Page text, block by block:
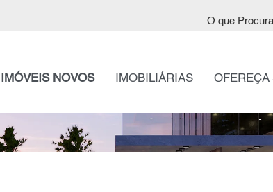
O que
IMÓVEIS NOVOS IMOBILIÁRIAS OFEREÇA